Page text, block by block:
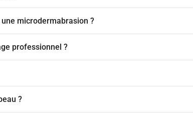
microdermabrasion ?
professionnel ?
?